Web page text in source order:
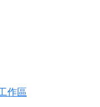
作區